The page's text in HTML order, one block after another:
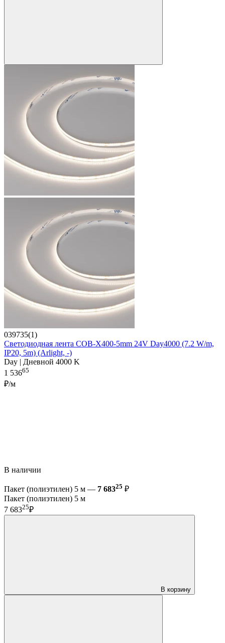
039735(1)
Светодиодная лента COB-X400-5mm 24V Day4000 (7.2 W/m,
IP20, 5m) (Arlight, -)
Day | Дневной 4000 K
1 53665
₽/м
В наличии
Пакет (полиэтилен) 5 м — 7 68325 ₽
Пакет (полиэтилен) 5 м
7 68325₽
В корзину